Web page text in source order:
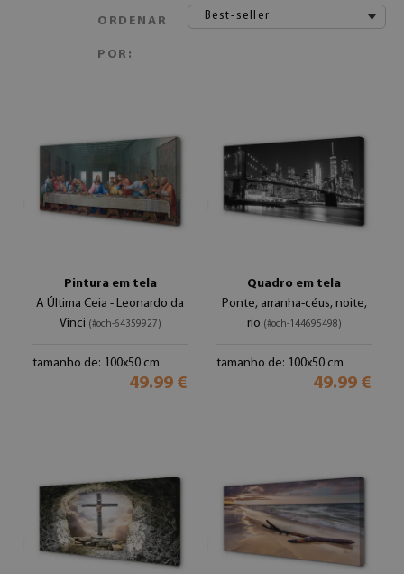
ORDENAR
POR:
Best-seller
Pintura em tela
A Última Ceia - Leonardo da
Vinci (#och-64359927)
tamanho de: 100x50 cm
49.99 €
Quadro em tela
Ponte, arranha-céus, noite,
rio (#och-144695498)
tamanho de: 100x50 cm
49.99 €